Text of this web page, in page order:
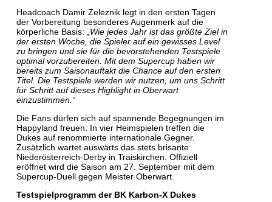
Headcoach Damir Zeleznik legt in den ersten Tagen
der Vorbereitung besonderes Augenmerk auf die
körperliche Basis:
„Wie jedes Jahr ist das größte Ziel in
der ersten Woche, die Spieler auf ein gewisses Level
zu bringen und sie für die bevorstehenden Testspiele
optimal vorzubereiten. Mit dem Supercup haben wir
bereits zum Saisonauftakt die Chance auf den ersten
Titel. Die Testspiele werden wir nutzen, um uns Schritt
für Schritt auf dieses Highlight in Oberwart
einzustimmen.“
Die Fans dürfen sich auf spannende Begegnungen im
Happyland freuen: In vier Heimspielen treffen die
Dukes auf renommierte internationale Gegner.
Zusätzlich wartet auswärts das stets brisante
Niederösterreich-Derby in Traiskirchen. Offiziell
eröffnet wird die Saison am 27. September mit dem
Supercup-Duell gegen Meister Oberwart.
Testspielprogramm der BK Karbon-X Dukes